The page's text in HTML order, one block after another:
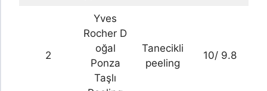
2
Yves
Rocher D
oğal
Ponza
Taşlı
Tanecikli
peeling
10/ 9.8